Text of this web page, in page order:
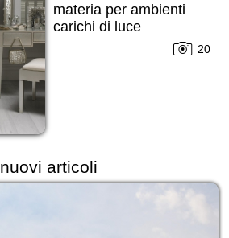
materia per ambienti
carichi di luce
20
nuovi articoli